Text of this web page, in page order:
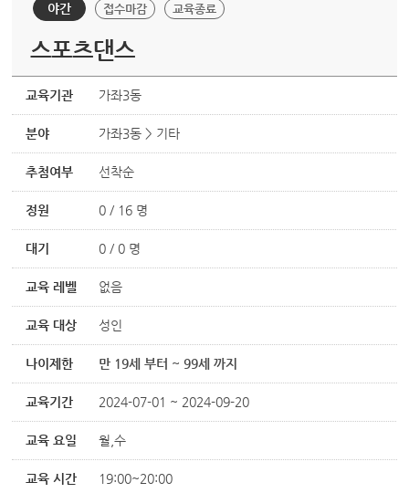
야간 접수마감 교육종료
스포츠댄스
교육기관 가좌3동
분야 가좌3동 > 기타
추첨여부 선착순
정원 0 / 16 명
대기 0 / 0 명
교육 레벨 없음
교육 대상 성인
나이제한 만 19세 부터 ~ 99세 까지
교육기간 2024-07-01 ~ 2024-09-20
교육 요일 월,수
교육 시간 19:00~20:00